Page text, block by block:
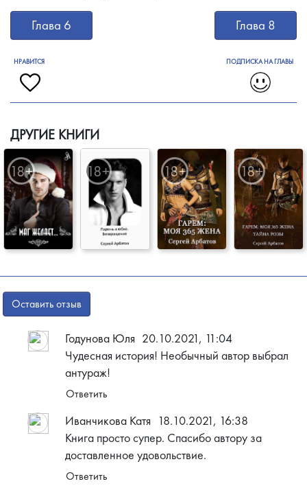
Глава 6 Глава 8
НРАВИТСЯ ПОДПИСКА НА ГЛАВЫ
ДРУГИЕ КНИГИ
Оставить отзыв
Годунова Юля 20.10.2021, 11:04
Чудесная история! Необычный автор выбрал
антураж!
Ответить
Иванчикова Катя 18.10.2021, 16:38
Книга просто супер. Спасибо автору за
доставленное удовольствие.
Ответить